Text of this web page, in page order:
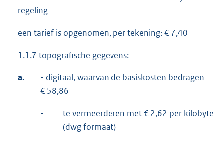
regeling
een tarief is opgenomen, per tekening: € 7,40
1.1.7 topografische gegevens:
a.
- digitaal, waarvan de basiskosten bedragen
€ 58,86
-
te vermeerderen met € 2,62 per kilobyte
(dwg formaat)